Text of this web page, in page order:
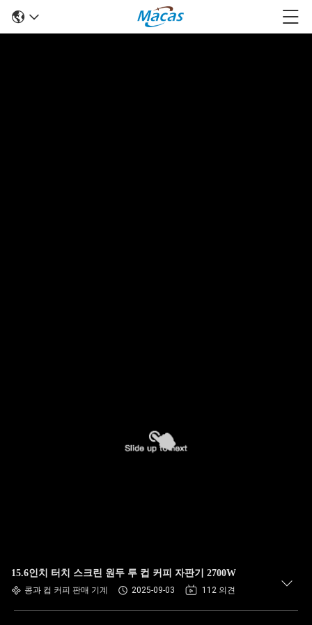
15.6인치 터치 스크린 원두 투 컵 커피 자판기 2700W
콩과 컵 커피 판매 기계 2025-09-03 112 의견